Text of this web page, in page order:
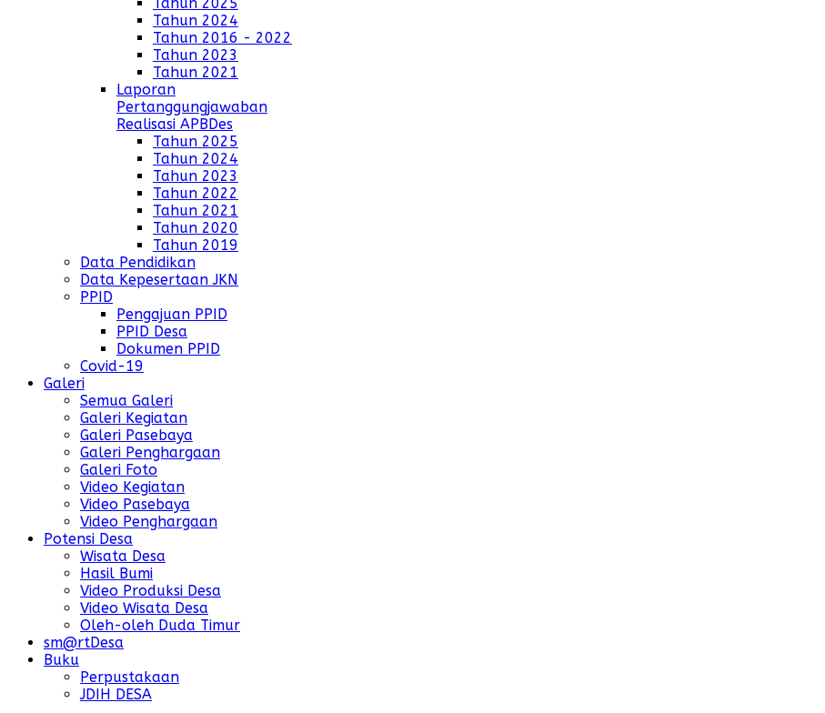
Tahun 2024
Tahun 2016 - 2022
Tahun 2023
Tahun 2021
Laporan
Pertanggungjawaban
Realisasi APBDes
Tahun 2025
Tahun 2024
Tahun 2023
Tahun 2022
Tahun 2021
Tahun 2020
Tahun 2019
Data Pendidikan
Data Kepesertaan JKN
PPID
Pengajuan PPID
PPID Desa
Dokumen PPID
Covid-19
Galeri
Semua Galeri
Galeri Kegiatan
Galeri Pasebaya
Galeri Penghargaan
Galeri Foto
Video Kegiatan
Video Pasebaya
Video Penghargaan
Potensi Desa
Wisata Desa
Hasil Bumi
Video Produksi Desa
Video Wisata Desa
Oleh-oleh Duda Timur
sm@rtDesa
Buku
Perpustakaan
JDIH DESA